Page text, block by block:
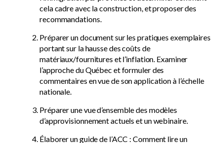
cela cadre avec la construction, et proposer des
recommandations.
Préparer un document sur les pratiques exemplaires
portant sur la hausse des coûts de
matériaux/fournitures et l’inflation. Examiner
l’approche du Québec et formuler des
commentaires en vue de son application à l’échelle
nationale.
Préparer une vue d’ensemble des modèles
d’approvisionnement actuels et un webinaire.
Élaborer un guide de l’ACC : Comment lire un